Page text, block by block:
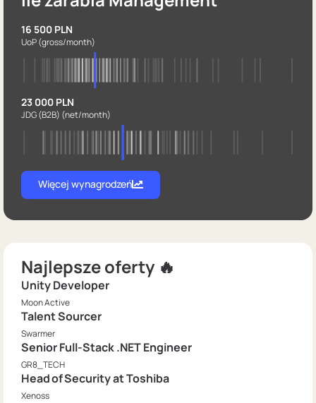
16 500 PLN
UoP(gross/month)
23 000 PLN
JDG (B2B) (net/month)
Więcej wynagrodzeń
Najlepsze oferty 🔥
Unity Developer
Moon Active
Talent Sourcer
Swarmer
Senior Full-Stack .NET Engineer
GR8_TECH
Head of Security at Toshiba
Xenoss